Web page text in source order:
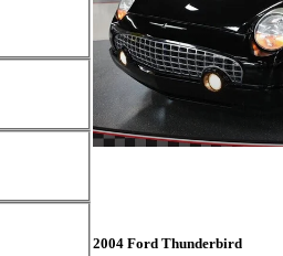
2004 Ford Thunderbird